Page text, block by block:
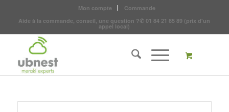
Mon compte
Commande
Aide à la commande, conseil, une question ?✆ 01 84 21 85 89 (prix d'un
appel local)